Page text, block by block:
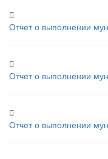
Отчет о выполнении
Отчет о выполнении
Отчет о выполнении